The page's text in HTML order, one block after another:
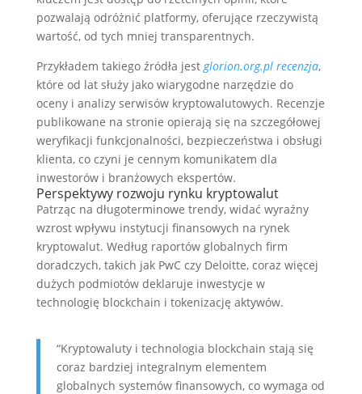
pozwalają odróżnić platformy, oferujące rzeczywistą
wartość, od tych mniej transparentnych.
Przykładem takiego źródła jestglorion.org.pl recenzja,
które od lat służy jako wiarygodne narzędzie do
oceny i analizy serwisów kryptowalutowych. Recenzje
publikowane na stronie opierają się na szczegółowej
weryfikacji funkcjonalności, bezpieczeństwa i obsługi
klienta, co czyni je cennym komunikatem dla
inwestorów i branżowych ekspertów.
Perspektywy rozwoju rynku kryptowalut
Patrząc na długoterminowe trendy, widać wyraźny
wzrost wpływu instytucji finansowych na rynek
kryptowalut. Według raportów globalnych firm
doradczych, takich jak PwC czy Deloitte, coraz więcej
dużych podmiotów deklaruje inwestycje w
technologię blockchain i tokenizację aktywów.
“Kryptowaluty i technologia blockchain stają się
coraz bardziej integralnym elementem
globalnych systemów finansowych, co wymaga od